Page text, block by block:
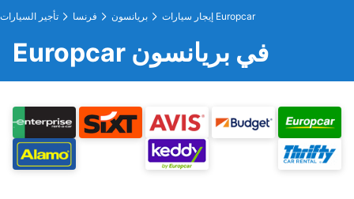
تأجير السيارات فرنسا بريانسون إيجار سيارات Europcar
Europcar في بريانسون